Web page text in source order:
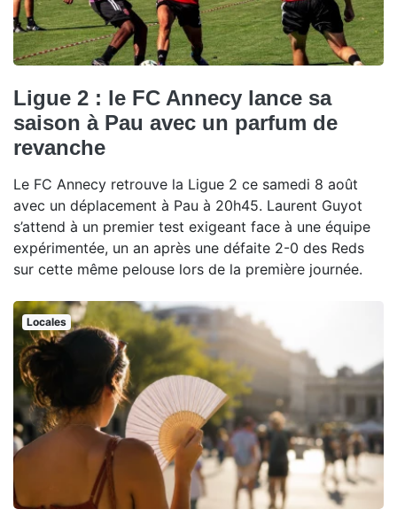
Ligue 2 : le FC Annecy lance sa
saison à Pau avec un parfum de
revanche
Le FC Annecy retrouve la Ligue 2 ce samedi 8 août
avec un déplacement à Pau à 20h45. Laurent Guyot
s’attend à un premier test exigeant face à une équipe
expérimentée, un an après une défaite 2-0 des Reds
sur cette même pelouse lors de la première journée.
Locales